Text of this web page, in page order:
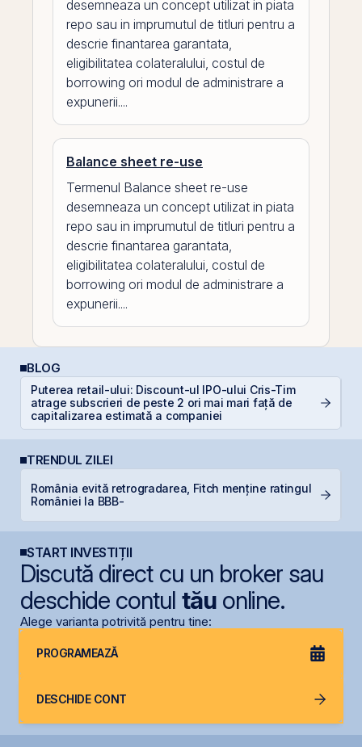
desemneaza un concept utilizat in piata
repo sau in imprumutul de titluri pentru a
descrie finantarea garantata,
eligibilitatea colateralului, costul de
borrowing ori modul de administrare a
expunerii....
Balance sheet re-use
Termenul Balance sheet re-use
desemneaza un concept utilizat in piata
repo sau in imprumutul de titluri pentru a
descrie finantarea garantata,
eligibilitatea colateralului, costul de
borrowing ori modul de administrare a
expunerii....
BLOG
Puterea retail-ului: Discount-ul IPO-ului Cris-Tim
atrage subscrieri de peste 2 ori mai mari față de
capitalizarea estimată a companiei
TRENDUL ZILEI
România evită retrogradarea, Fitch menține ratingul
României la BBB-
START INVESTIȚII
Discută direct cu un broker sau
deschide contul tăuonline.
Alege varianta potrivită pentru tine:
PROGRAMEAZĂ
DESCHIDE CONT